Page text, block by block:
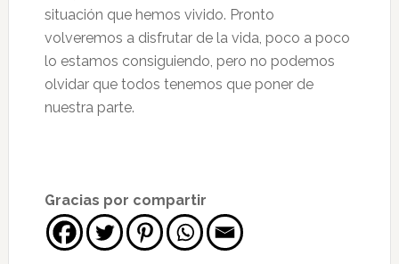
situación que hemos vivido. Pronto
volveremos a disfrutar de la vida, poco a poco
lo estamos consiguiendo, pero no podemos
olvidar que todos tenemos que poner de
nuestra parte.
Gracias por compartir